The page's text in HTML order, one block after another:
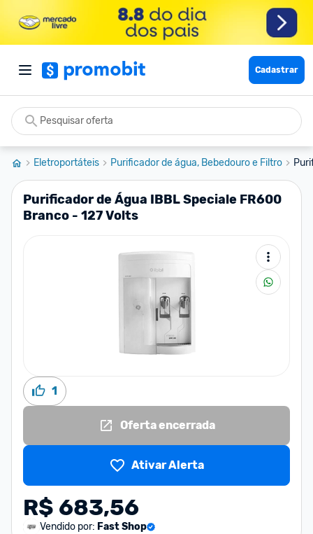
Cadastrar
Eletroportáteis Purificador de água, Bebedouro e Filtro
Purificador de Água IBBL Speciale FR600
Branco - 127 Volts
1
Oferta encerrada
Ativar Alerta
R$ 683,56
Vendido por: Fast Shop